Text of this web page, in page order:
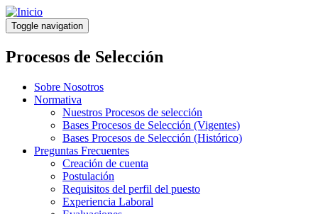
Pasar
al
contenido
principal
Toggle navigation
Procesos de Selección
Sobre Nosotros
Normativa
Nuestros Procesos de selección
Bases Procesos de Selección (Vigentes)
Bases Procesos de Selección (Histórico)
Preguntas Frecuentes
Creación de cuenta
Postulación
Requisitos del perfil del puesto
Experiencia Laboral